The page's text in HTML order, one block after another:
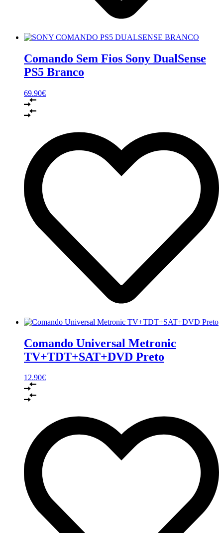
Comando Sem Fios Sony DualSense
PS5 Branco
69.90€
Comando Universal Metronic
TV+TDT+SAT+DVD Preto
12.90€